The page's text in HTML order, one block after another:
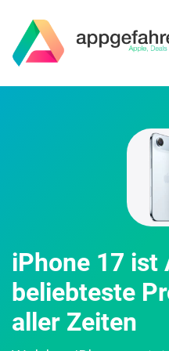
iPhone 17 ist
beliebteste
aller Zeiten